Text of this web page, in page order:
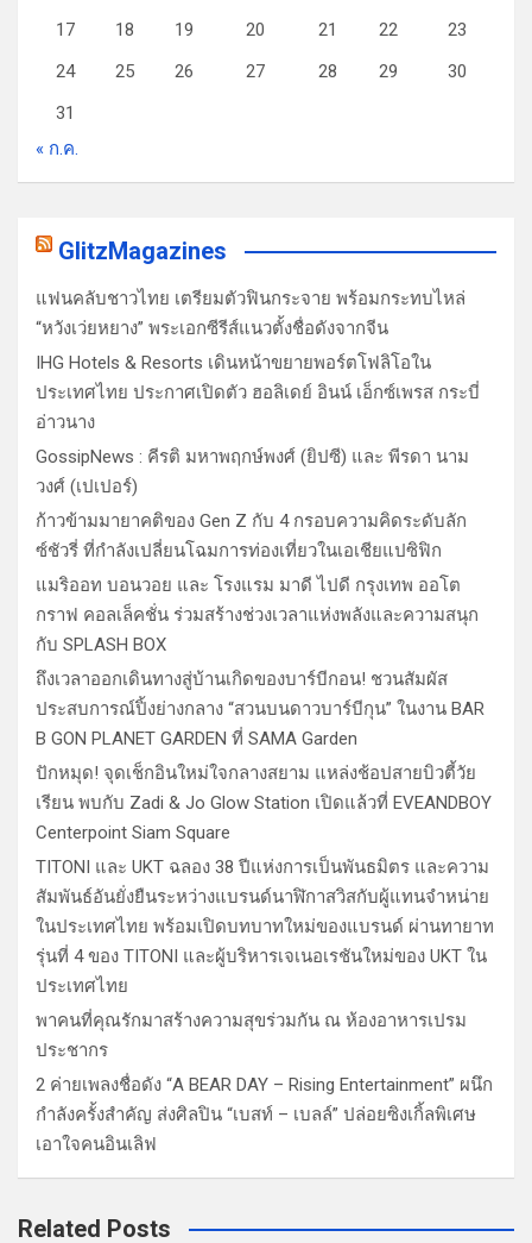
17
18 19 20 21 22
23
24
25 26 27 28 29
30
31
« ก.ค.
GlitzMagazines
แฟนคลับชาวไทย เตรียมตัวฟินกระจาย พร้อมกระทบไหล่
“หวังเว่ยหยาง” พระเอกซีรีส์แนวตั้งชื่อดังจากจีน
IHG Hotels & Resorts เดินหน้าขยายพอร์ตโฟลิโอใน
ประเทศไทย ประกาศเปิดตัว ฮอลิเดย์ อินน์ เอ็กซ์เพรส กระบี่
อ่าวนาง
GossipNews : คีรติ มหาพฤกษ์พงศ์ (ยิปซี) และ พีรดา นาม
วงศ์ (เปเปอร์)
ก้าวข้ามมายาคติของ Gen Z กับ 4 กรอบความคิดระดับลัก
ซ์ชัวรี่ ที่กำลังเปลี่ยนโฉมการท่องเที่ยวในเอเชียแปซิฟิก
แมริออท บอนวอย และ โรงแรม มาดี ไปดี กรุงเทพ ออโต
กราฟ คอลเล็คชั่น ร่วมสร้างช่วงเวลาแห่งพลังและความสนุก
กับ SPLASH BOX
ถึงเวลาออกเดินทางสู่บ้านเกิดของบาร์บีกอน! ชวนสัมผัส
ประสบการณ์ปิ้งย่างกลาง “สวนบนดาวบาร์บีกุน” ในงาน BAR
B GON PLANET GARDEN ที่ SAMA Garden
ปักหมุด! จุดเช็กอินใหม่ใจกลางสยาม แหล่งช้อปสายบิวตี้วัย
เรียน พบกับ Zadi & Jo Glow Station เปิดแล้วที่ EVEANDBOY
Centerpoint Siam Square
TITONI และ UKT ฉลอง 38 ปีแห่งการเป็นพันธมิตร และความ
สัมพันธ์อันยั่งยืนระหว่างแบรนด์นาฬิกาสวิสกับผู้แทนจำหน่าย
ในประเทศไทย พร้อมเปิดบทบาทใหม่ของแบรนด์ ผ่านทายาท
รุ่นที่ 4 ของ TITONI และผู้บริหารเจเนอเรชันใหม่ของ UKT ใน
ประเทศไทย
พาคนที่คุณรักมาสร้างความสุขร่วมกัน ณ ห้องอาหารเปรม
ประชากร
2 ค่ายเพลงชื่อดัง “A BEAR DAY – Rising Entertainment” ผนึก
กำลังครั้งสำคัญ ส่งศิลปิน “เบสท์ – เบลล์” ปล่อยซิงเกิ้ลพิเศษ
เอาใจคนอินเลิฟ
Related Posts